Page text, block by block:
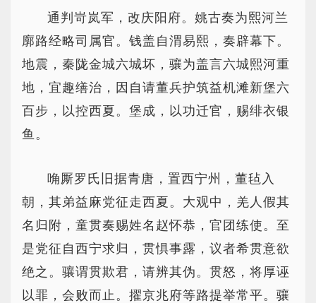
通判岢岚军，改庆阳府。姚古奏为熙河兰
廓路经略司属官。钱盖自渭易熙，奏辟幕下。
地震，秦陇金城六城坏，骧为盖言六城熙河重
地，宜趣缮治，因自请董兵护筑益机滩新堡六
百步，以控西夏。堡成，以功迁官，赐绯衣银
鱼。
唃厮罗氏旧据青唐，置西宁州，董毡入
朝，其弟益麻党征走西夏。大观中，羌人假其
名归附，童贯奏赐姓名赵怀恭，官团练使。至
是党征自西宁求归，贯惧事露，议者希贯意欲
绝之。骧谓贯欺君，请辨其伪。贯怒，将厚诬
以罪，会败而止。擢京兆府等路提举常平。骧